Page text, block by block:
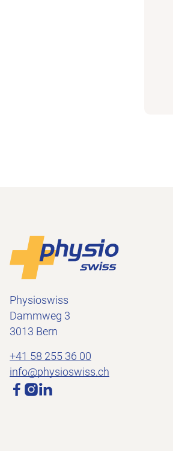
Footer
Physioswiss
Dammweg 3
3013 Bern
+41 58 255 36 00
info@physioswiss.ch
Médias sociaux